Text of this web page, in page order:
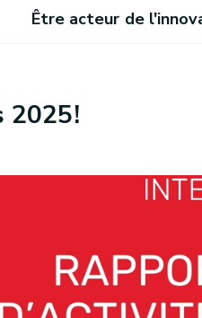
Être acteur de
2025!